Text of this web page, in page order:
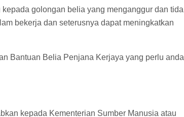
golongan belia yang menganggur dan
bekerja dan seterusnya dapat meningkatkan
Bantuan Belia Penjana Kerjaya yang perlu anda
kepada Kementerian Sumber Manusia atau